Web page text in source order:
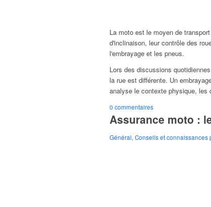
La moto est le moyen de
d'inclinaison, leur contrôle des
l'embrayage et les pneus.
Lors des discussions
la rue est différente. Un
analyse le contexte physique, les
0 commentaires
Assurance moto :
Général, Conseils et connaissances